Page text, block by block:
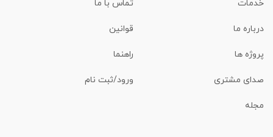
خدمات تماس با ما
درباره ما قوانین
پروژه ها راهنما
صدای مشتری ورود/ثبت نام
مجله